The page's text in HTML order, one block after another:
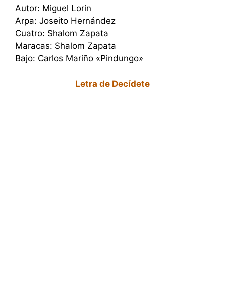
Autor: Miguel Lorin
Arpa: Joseito Hernández
Cuatro: Shalom Zapata
Maracas: Shalom Zapata
Bajo: Carlos Mariño «Pindungo»
Letra de Decídete